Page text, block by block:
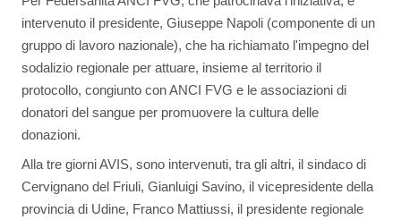
intervenuto il presidente, Giuseppe Napoli (componente di un
gruppo di lavoro nazionale), che ha richiamato l'impegno del
sodalizio regionale per attuare, insieme al territorio il
protocollo, congiunto con ANCI FVG e le associazioni di
donatori del sangue per promuovere la cultura delle
donazioni.
Alla tre giorni AVIS, sono intervenuti, tra gli altri, il sindaco di
Cervignano del Friuli, Gianluigi Savino, il vicepresidente della
provincia di Udine, Franco Mattiussi, il presidente regionale